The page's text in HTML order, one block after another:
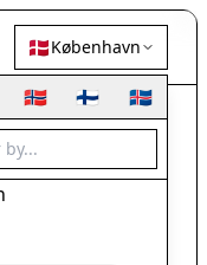
🇩🇰København
🇳🇴 🇫🇮 🇮🇸